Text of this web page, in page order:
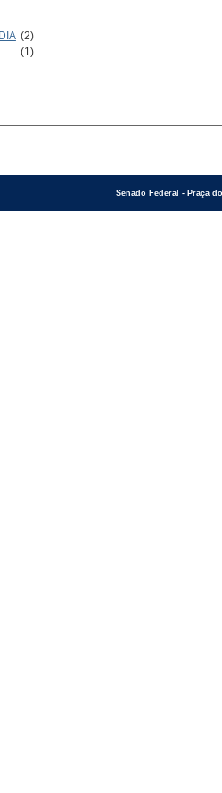
(2)
(1)
Senado Federal - Praça